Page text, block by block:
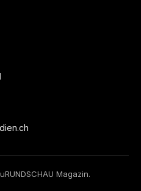
Magazin.